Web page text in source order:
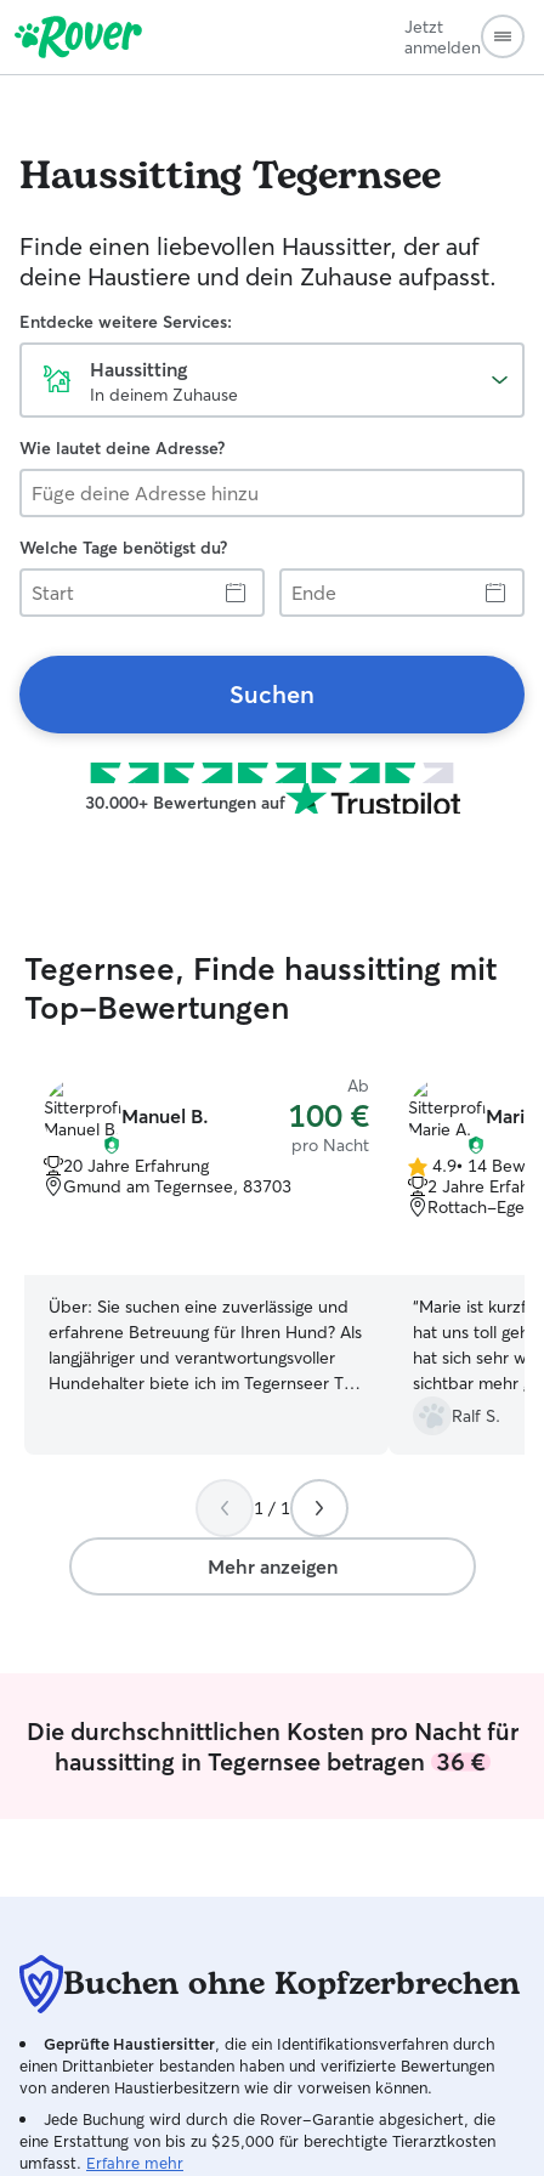
Jetzt
anmelden
HaussittingTegernsee
Finde einen liebevollen Haussitter, der auf
deine Haustiere und dein Zuhause aufpasst.
Entdecke weitere Services:
Haussitting
In deinem Zuhause
Wie lautet deine Adresse?
Welche Tage benötigst du?
Start
Ende
Suchen
30.000+ Bewertungen auf
Tegernsee, Finde haussitting mit
Top-Bewertungen
Manuel B.
Ab
100 €
pro Nacht
20 Jahre Erfahrung
Gmund am Tegernsee, 83703
Über: Sie suchen eine zuverlässige und
erfahrene Betreuung für Ihren Hund? Als
langjähriger und verantwortungsvoller
Hundehalter biete ich im Tegernseer Tal
Abwesenheiten an. Ich habe über viele
Jahre Erfahrung mit unterschiedlichen
Hunderassen und Charakteren
gesammelt, unter anderem mit: > Irish
Settern > Deutschen und Weißen
und arbeitsfreudigen Hunden. Aktuell
besitze ich selbst keinen Hund und
Vordergrund. Angebot: - Gassi-Service
- Betreuung während Urlaub oder
Absprachen nach Bedarf - Auf Wunsch
gezielte Arbeit an Erziehungszielen und
Kommandos. Beispielsweise Rückruf,
zuverlässiges Warten/Bleiben,
Impulskontrolle oder Aufbau neuer
Marie
4.9
von
5
4.9• 14
2 Jahre
Rottach-
“Marie ist
hat uns toll geholfen. Unser
hat sich sehr
sichtbar mehr
Bergtouren machen
Marie, wir
Ralf S.
1 / 1
Mehr anzeigen
Die durchschnittlichen Kosten pro Nacht für
haussitting in Tegernsee betragen 36 €
Buchen ohne Kopfzerbrechen
Geprüfte Haustiersitter , die ein Identifikationsverfahren durch
einen Drittanbieter bestanden haben und verifizierte Bewertungen
von anderen Haustierbesitzern wie dir vorweisen können.
Jede Buchung wird durch die Rover-Garantie abgesichert, die
eine Erstattung von bis zu $25,000 für berechtigte Tierarztkosten
umfasst. Erfahre mehr